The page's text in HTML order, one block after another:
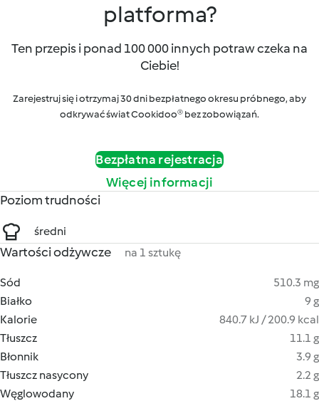
platforma?
Ten przepis i ponad 100 000 innych potraw czeka na
Ciebie!
Zarejestruj się i otrzymaj 30 dni bezpłatnego okresu próbnego, aby
odkrywać świat Cookidoo® bez zobowiązań.
Bezpłatna rejestracja
Więcej informacji
Poziom trudności
średni
Wartości odżywcze na 1 sztukę
Sód
510.3 mg
Białko
9 g
Kalorie
840.7 kJ / 200.9 kcal
Tłuszcz
11.1 g
Błonnik
3.9 g
Tłuszcz nasycony
2.2 g
Węglowodany
18.1 g